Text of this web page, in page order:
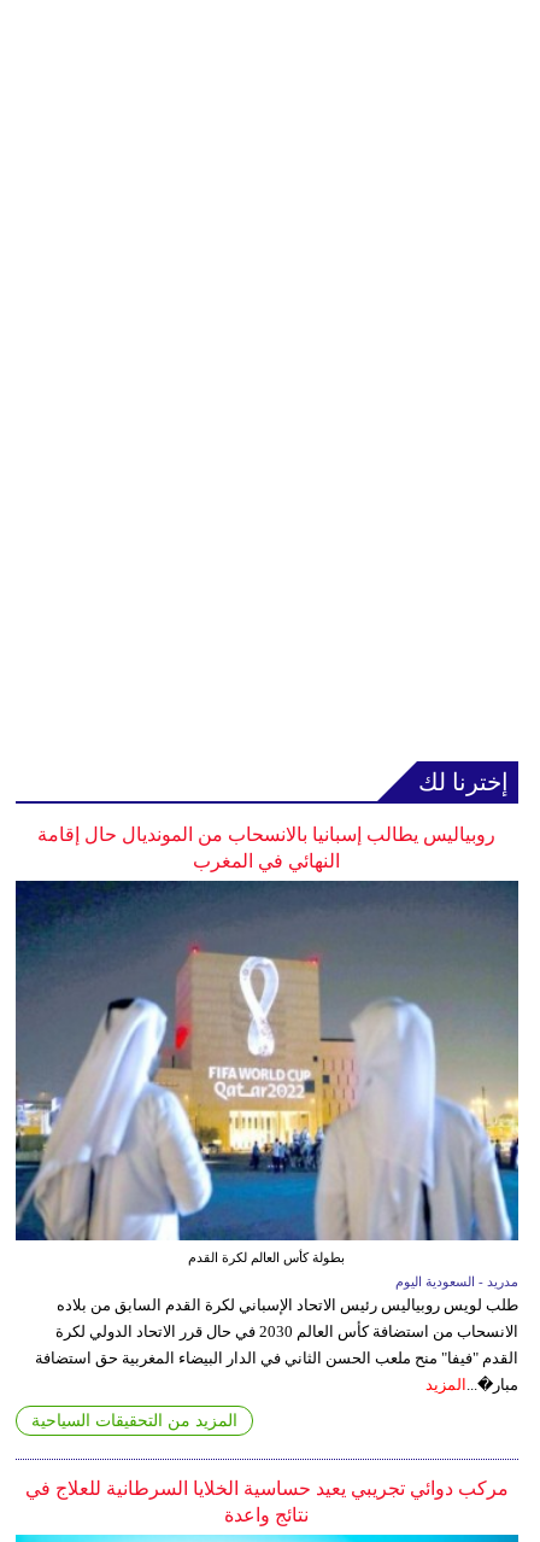
إخترنا لك
روبياليس يطالب إسبانيا بالانسحاب من المونديال حال إقامة
النهائي في المغرب
بطولة كأس العالم لكرة القدم
مدريد - السعودية اليوم
طلب لويس روبياليس رئيس الاتحاد الإسباني لكرة القدم السابق من بلاده
الانسحاب من استضافة كأس العالم 2030 في حال قرر الاتحاد الدولي لكرة
القدم "فيفا" منح ملعب الحسن الثاني في الدار البيضاء المغربية حق استضافة
مبار�...
المزيد
المزيد من التحقيقات السياحية
مركب دوائي تجريبي يعيد حساسية الخلايا السرطانية للعلاج في
نتائج واعدة